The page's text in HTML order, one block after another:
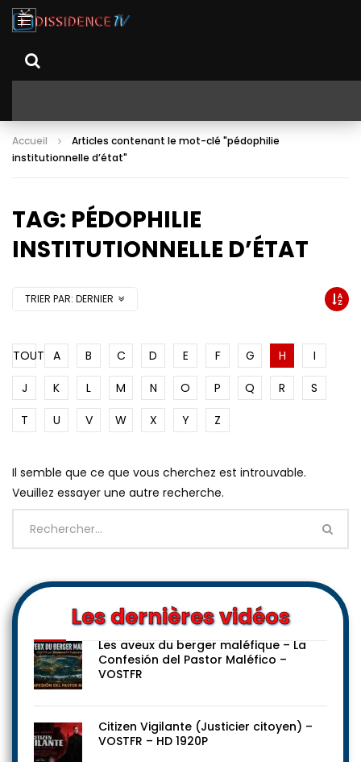
Accueil
Articles contenant le mot-clé "pédophilie
institutionnelle d’état"
TAG: PÉDOPHILIE
INSTITUTIONNELLE D’ÉTAT
TRIER PAR: DERNIER
TOUT A B C D E F G H
I
J
K L M N O P Q R
S
T
U V W X Y Z
Il semble que ce que vous cherchez est introuvable.
Veuillez essayer une autre recherche.
Les dernières vidéos
Les aveux du berger maléfique – La
Confesión del Pastor Maléfico –
VOSTFR
Citizen Vigilante (Justicier citoyen) –
VOSTFR – HD 1920P